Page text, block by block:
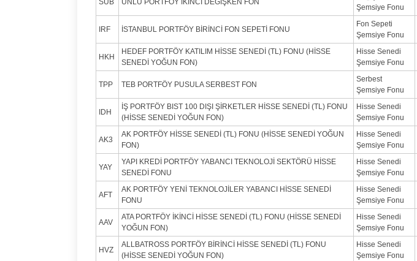
SUB ÜNLÜ PORTFÖY İKİNCİ DEĞİŞKEN FON
Şemsiye Fonu
IRF İSTANBUL PORTFÖY BİRİNCİ FON SEPETİ FONU
Fon Sepeti
Şemsiye Fonu
HKH
HEDEF PORTFÖY KATILIM HİSSE SENEDİ (TL) FONU (HİSSE
SENEDİ YOĞUN FON)
Hisse Senedi
Şemsiye Fonu
TPP TEB PORTFÖY PUSULA SERBEST FON
Serbest
Şemsiye Fonu
IDH
İŞ PORTFÖY BIST 100 DIŞI ŞİRKETLER HİSSE SENEDİ (TL) FONU
(HİSSE SENEDİ YOĞUN FON)
Hisse Senedi
Şemsiye Fonu
AK3
AK PORTFÖY HİSSE SENEDİ (TL) FONU (HİSSE SENEDİ YOĞUN
FON)
Hisse Senedi
Şemsiye Fonu
YAY
YAPI KREDİ PORTFÖY YABANCI TEKNOLOJİ SEKTÖRÜ HİSSE
SENEDİ FONU
Hisse Senedi
Şemsiye Fonu
AFT
AK PORTFÖY YENİ TEKNOLOJİLER YABANCI HİSSE SENEDİ
FONU
Hisse Senedi
Şemsiye Fonu
AAV
ATA PORTFÖY İKİNCİ HİSSE SENEDİ (TL) FONU (HİSSE SENEDİ
YOĞUN FON)
Hisse Senedi
Şemsiye Fonu
HVZ
ALLBATROSS PORTFÖY BİRİNCİ HİSSE SENEDİ (TL) FONU
(HİSSE SENEDİ YOĞUN FON)
Hisse Senedi
Şemsiye Fonu